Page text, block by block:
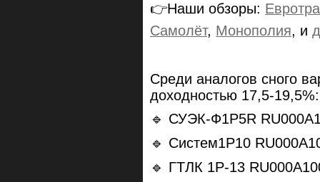
👉Наши обзоры:
Самолёт, Монополия, и
Среди аналогов сного
доходностью 17,5-19,5%:
🔹 СУЭК-Ф1P5R
🔹 Систем1P10
🔹 ГТЛК 1P-13